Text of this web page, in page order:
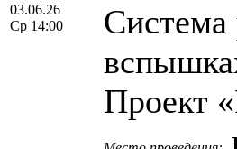
03.06.26
Ср 14:00
Система
Проект